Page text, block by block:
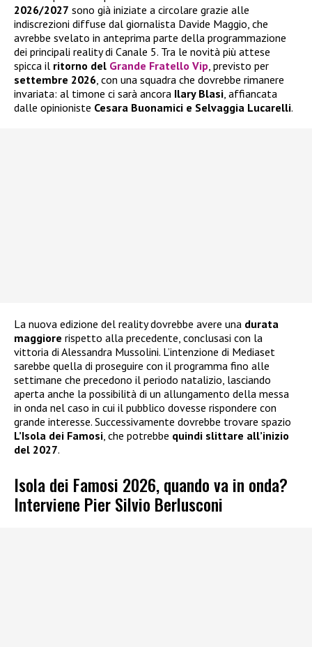
2026/2027 sono già iniziate a circolare grazie alle
indiscrezioni diffuse dal giornalista Davide Maggio, che
avrebbe svelato in anteprima parte della programmazione
dei principali reality di Canale 5. Tra le novità più attese
spicca il ritorno del Grande Fratello Vip , previsto per
settembre 2026 , con una squadra che dovrebbe rimanere
invariata: al timone ci sarà ancora Ilary Blasi , affiancata
dalle opinioniste Cesara Buonamici e Selvaggia Lucarelli.
La nuova edizione del reality dovrebbe avere una durata
maggiore rispetto alla precedente, conclusasi con la
vittoria di Alessandra Mussolini. L’intenzione di Mediaset
sarebbe quella di proseguire con il programma fino alle
settimane che precedono il periodo natalizio, lasciando
aperta anche la possibilità di un allungamento della messa
in onda nel caso in cui il pubblico dovesse rispondere con
grande interesse. Successivamente dovrebbe trovare spazio
L’Isola dei Famosi , che potrebbe quindi slittare all’inizio
del 2027.
Isola dei Famosi 2026, quando va in onda?
Interviene Pier Silvio Berlusconi